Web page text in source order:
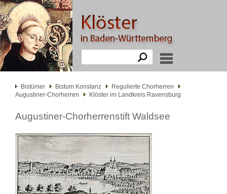
Bistümer Bistum Konstanz
Regulierte Chorherren
Augustiner-Chorherren
Klöster im Landkreis Ravensburg
Augustiner-Chorherrenstift Waldsee